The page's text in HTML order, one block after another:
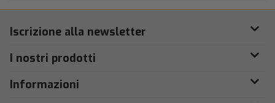
Iscrizione alla newsletter
I nostri prodotti
Informazioni